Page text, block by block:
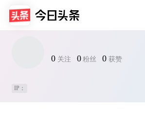
0 关注 0 粉丝 0 获赞
IP：